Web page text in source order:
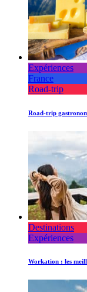
Expériences
France
Road-trip
Road-trip
Destinations
Expériences
Workation : les